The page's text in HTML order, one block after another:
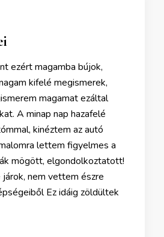
ezért magamba bújok,
kifelé megismerek,
magamat ezáltal
A minap nap hazafelé
kinéztem az autó
lettem figyelmes a
mögött, elgondolkoztatott!
járok, nem vettem észre
Ez idáig zöldültek